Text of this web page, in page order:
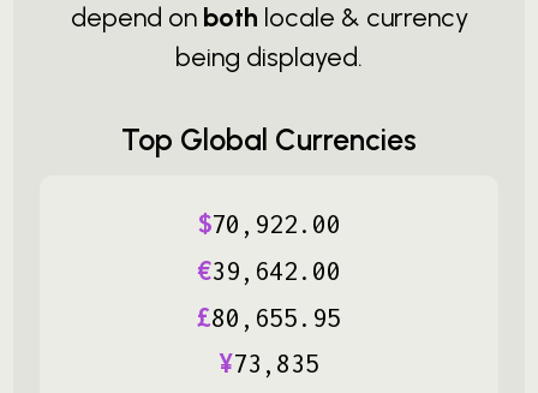
depend on both locale & currency
being displayed.
Top Global Currencies
$70 , 922. 00
€39, 642. 00
£80 , 655. 95
¥73 , 835